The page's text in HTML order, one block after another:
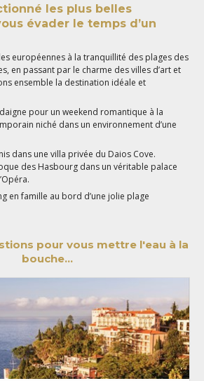
les plus belles
évader le temps d’un
européennes à la tranquillité des plages des
en passant par le charme des villes d’art et
ensemble la destination idéale et
pour un weekend romantique à la
niché dans un environnement d’une
dans une villa privée du Daios Cove.
des Hasbourg dans un véritable palace
en famille au bord d’une jolie plage
pour vous mettre l'eau à la
bouche...